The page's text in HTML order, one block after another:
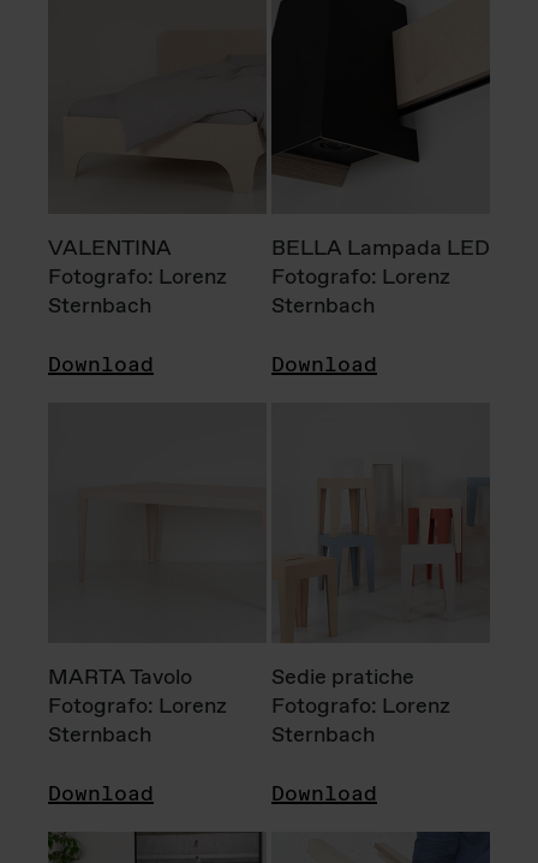
VALENTINA
Fotografo: Lorenz
Sternbach
Download
BELLA Lampada LED
Fotografo: Lorenz
Sternbach
Download
MARTA Tavolo
Fotografo: Lorenz
Sternbach
Download
Sedie pratiche
Fotografo: Lorenz
Sternbach
Download